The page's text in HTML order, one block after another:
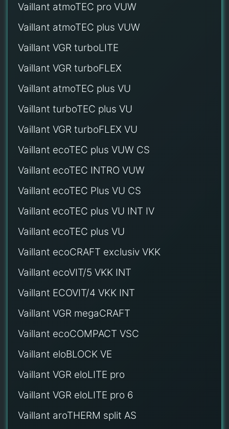
Vaillant atmoTEC pro VUW
Vaillant atmoTEC plus VUW
Vaillant VGR turboLITE
Vaillant VGR turboFLEX
Vaillant atmoTEC plus VU
Vaillant turboTEC plus VU
Vaillant VGR turboFLEX VU
Vaillant ecoTEC plus VUW CS
Vaillant ecoTEC INTRO VUW
Vaillant ecoTEC Plus VU CS
Vaillant ecoTEC plus VU INT IV
Vaillant ecoTEC plus VU
Vaillant ecoCRAFT exclusiv VKK
Vaillant ecoVIT/5 VKK INT
Vaillant ECOVIT/4 VKK INT
Vaillant VGR megaCRAFT
Vaillant ecoCOMPACT VSC
Vaillant eloBLOCK VE
Vaillant VGR eloLITE pro
Vaillant VGR eloLITE pro 6
Vaillant aroTHERM split AS